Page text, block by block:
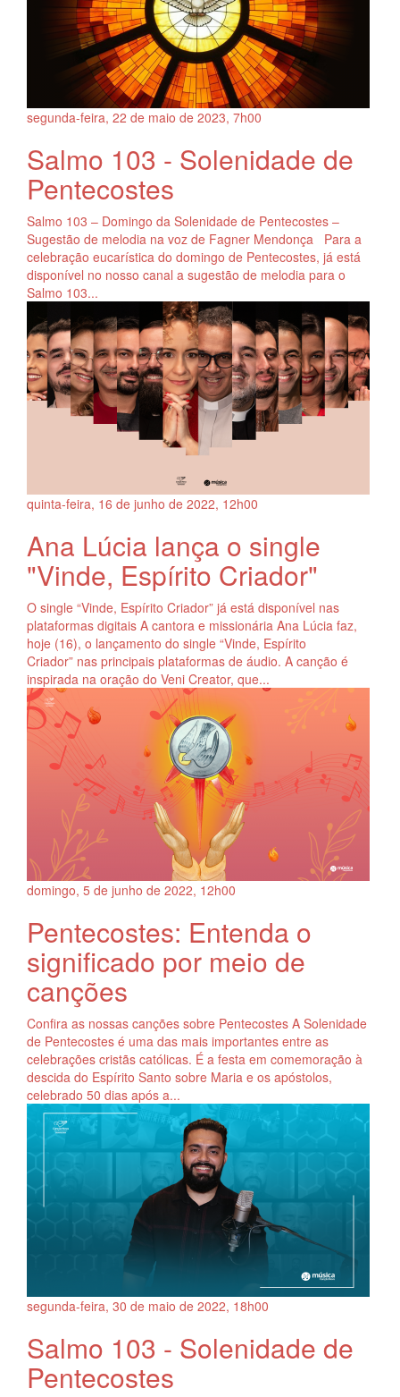
segunda-feira, 22 de maio de 2023, 7h00
Salmo 103 - Solenidade de
Pentecostes
Salmo 103 – Domingo da Solenidade de Pentecostes –
Sugestão de melodia na voz de Fagner Mendonça Para a
celebração eucarística do domingo de Pentecostes, já está
disponível no nosso canal a sugestão de melodia para o
Salmo 103...
quinta-feira, 16 de junho de 2022, 12h00
Ana Lúcia lança o single
"Vinde, Espírito Criador"
O single “Vinde, Espírito Criador” já está disponível nas
plataformas digitais A cantora e missionária Ana Lúcia faz,
hoje (16), o lançamento do single “Vinde, Espírito
Criador” nas principais plataformas de áudio. A canção é
inspirada na oração do Veni Creator, que...
domingo, 5 de junho de 2022, 12h00
Pentecostes: Entenda o
significado por meio de
canções
Confira as nossas canções sobre Pentecostes A Solenidade
de Pentecostes é uma das mais importantes entre as
celebrações cristãs católicas. É a festa em comemoração à
descida do Espírito Santo sobre Maria e os apóstolos,
celebrado 50 dias após a...
segunda-feira, 30 de maio de 2022, 18h00
Salmo 103 - Solenidade de
Pentecostes